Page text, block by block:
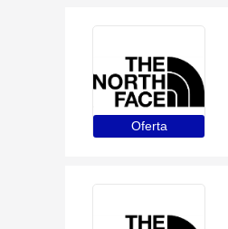
Oferta